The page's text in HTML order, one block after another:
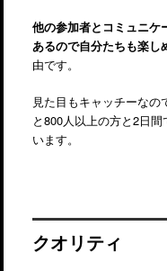
他の参加者とコミュニケ
あるので自分たちも楽し
由です。
見た目もキャッチーなの
と800人以上の方と2日
います。
クオリティ